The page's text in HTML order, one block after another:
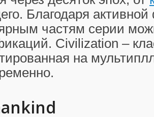
Благодаря
частям серии
Civilization –
на